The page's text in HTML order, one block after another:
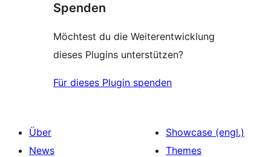
Spenden
Möchtest du die Weiterentwicklung
dieses Plugins unterstützen?
Für dieses Plugin spenden
Über
News
Showcase (engl.)
Themes